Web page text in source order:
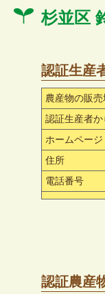
杉並区
認証生産
農産物の販売
認証生産者
ホームページ
住所
電話番号
認証農産